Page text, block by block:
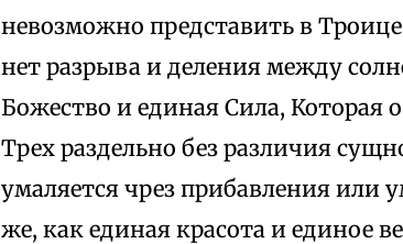
невозможно представить в
нет разрыва и деления между
Божество и единая Сила, Которая
Трех раздельно без различия
умаляется чрез прибавления или
же, как единая красота и единое